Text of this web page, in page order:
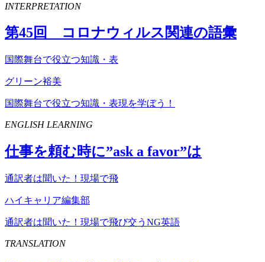
INTERPRETATION
第45回 コロナウィルス関連の語彙
国際舞台で役立つ知識・表
グリーン裕美
国際舞台で役立つ知識・表現を学ぼう！
ENGLISH LEARNING
仕事を頼む時に”ask a favor”は
通訳者は聞いた！現場で飛
ハイキャリア編集部
通訳者は聞いた！現場で飛び交うNG英語
TRANSLATION